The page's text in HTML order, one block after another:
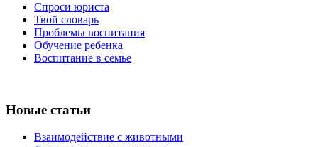
Спроси юриста
Твой словарь
Проблемы воспитания
Обучение ребенка
Воспитание в семье
Новые статьи
Взаимодействие с животными